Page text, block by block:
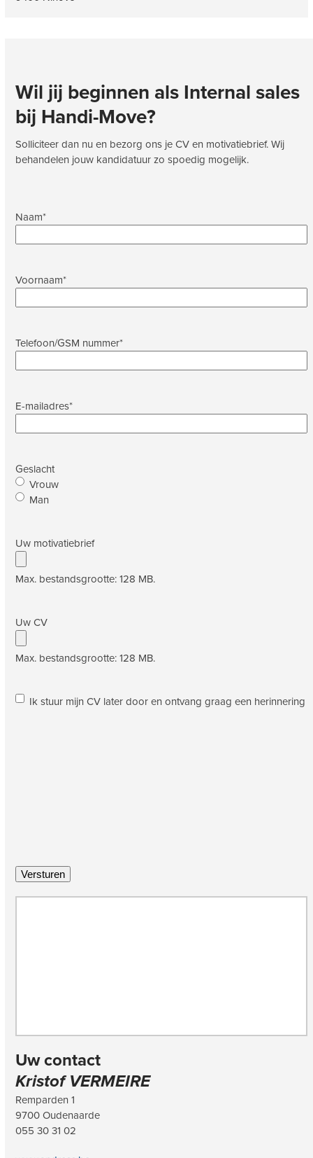
Wil jij beginnen als Internal sales
bij Handi-Move?
Solliciteer dan nu en bezorg ons je CV en motivatiebrief. Wij
behandelen jouw kandidatuur zo spoedig mogelijk.
Naam*
Voornaam*
Telefoon/GSM nummer*
E-mailadres*
Geslacht
Vrouw
Man
Uw motivatiebrief
Max. bestandsgrootte: 128 MB.
Uw CV
Max. bestandsgrootte: 128 MB.
Ik Ik stuur mijn CV later door en ontvang graag een herinnering
Uw contact
Kristof VERMEIRE
Remparden 1
9700 Oudenaarde
055 30 31 02